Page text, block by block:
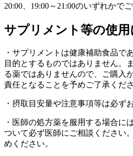
20:00、19:00～21:00のいずれかで
サプリメント等の使用
・サプリメントは健康補助食品で
目的とするものではありません。
る薬ではありませんので、ご購入
責任となることを予めご了承くださ
・摂取目安量や注意事項等は必ず
・医師の処方薬を服用する場合に
ついて必ず医師にご相談ください
めください。